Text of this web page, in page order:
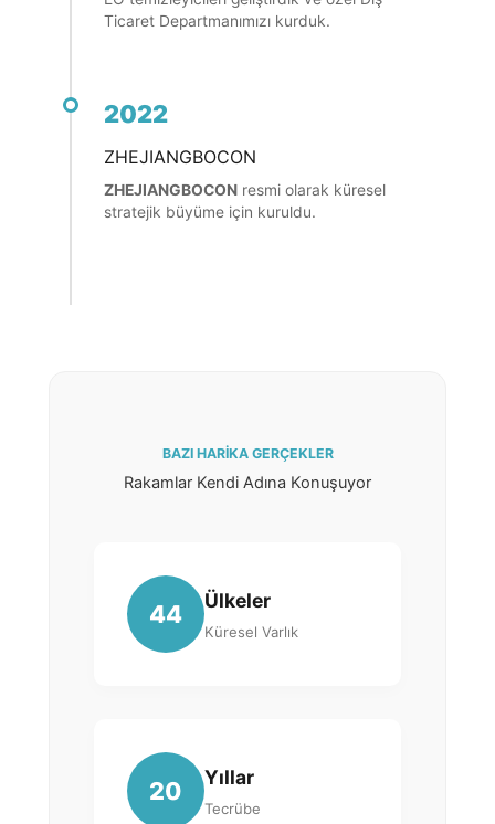
Ticaret Departmanımızı kurduk.
2022
ZHEJIANGBOCON
ZHEJIANGBOCON resmi olarak küresel
stratejik büyüme için kuruldu.
BAZI HARIKA GERÇEKLER
Rakamlar Kendi Adına Konuşuyor
44 Ülkeler
Küresel Varlık
20 Yıllar
Tecrübe